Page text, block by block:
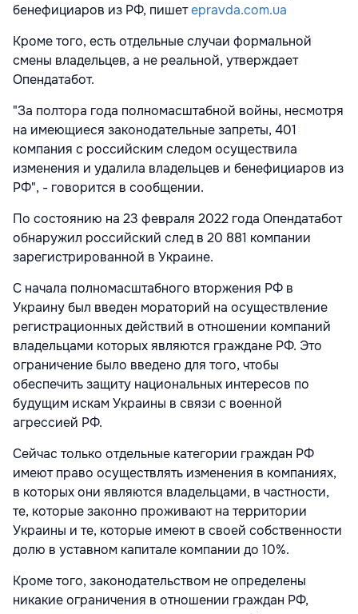
бенефициаров из РФ, пишетepravda.com.ua
Кроме того, есть отдельные случаи формальной
смены владельцев, а не реальной, утверждает
Опендатабот.
"За полтора года полномасштабной войны, несмотря
на имеющиеся законодательные запреты, 401
компания с российским следом осуществила
изменения и удалила владельцев и бенефициаров из
РФ", - говорится в сообщении.
По состоянию на 23 февраля 2022 года Опендатабот
обнаружил российский след в 20 881 компании
зарегистрированной в Украине.
С начала полномасштабного вторжения РФ в
Украину был введен мораторий на осуществление
регистрационных действий в отношении компаний
владельцами которых являются граждане РФ. Это
ограничение было введено для того, чтобы
обеспечить защиту национальных интересов по
будущим искам Украины в связи с военной
агрессией РФ.
Сейчас только отдельные категории граждан РФ
имеют право осуществлять изменения в компаниях,
в которых они являются владельцами, в частности,
те, которые законно проживают на территории
Украины и те, которые имеют в своей собственности
долю в уставном капитале компании до 10%.
Кроме того, законодательством не определены
никакие ограничения в отношении граждан РФ,